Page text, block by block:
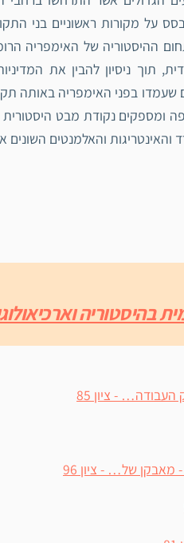
על מקורות ראשוניים בני
ההיסטוריה של האימפריה
תוך ניסיון להבין את
שעמדו בפני האימפריה באותה
ומספקים נקודת מבט
והאלמנטים
בהיסטוריה
- ציון 85
של… - ציון 96